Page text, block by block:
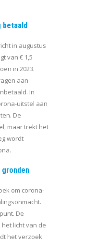
betaald
in augustus
van € 1,5
in 2023.
aan
In
uitstel aan
De
maar trekt het
wordt
om corona-
De
licht van de
het verzoek